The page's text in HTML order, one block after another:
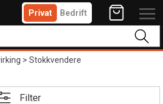
Privat Bedrift
>Stokkvendere
Filter